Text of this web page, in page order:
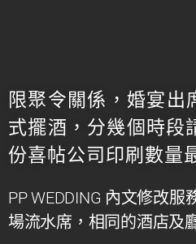
限聚令關係，婚宴
式擺酒，分幾個時段
份喜帖公司印刷數量
PP WEDDING 內文修改服
場流水席，相同的酒店及